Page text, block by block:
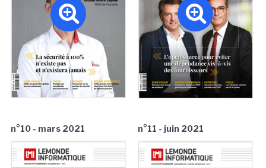
n°10 - mars 2021 n°11 - juin 2021